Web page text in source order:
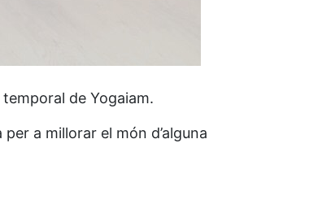
de Yogaiam.
a millorar el món d’alguna